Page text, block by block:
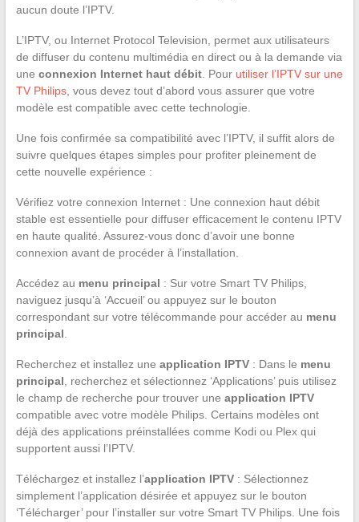
aucun doute l’IPTV.
L’IPTV, ou Internet Protocol Television, permet aux utilisateurs
de diffuser du contenu multimédia en direct ou à la demande via
une connexion Internet haut débit. Pour utiliser l’IPTV sur une
TV Philips, vous devez tout d’abord vous assurer que votre
modèle est compatible avec cette technologie.
Une fois confirmée sa compatibilité avec l’IPTV, il suffit alors de
suivre quelques étapes simples pour profiter pleinement de
cette nouvelle expérience :
Vérifiez votre connexion Internet : Une connexion haut débit
stable est essentielle pour diffuser efficacement le contenu IPTV
en haute qualité. Assurez-vous donc d’avoir une bonne
connexion avant de procéder à l’installation.
Accédez au menu principal : Sur votre Smart TV Philips,
naviguez jusqu’à ‘Accueil’ ou appuyez sur le bouton
correspondant sur votre télécommande pour accéder au menu
principal.
Recherchez et installez une application IPTV: Dans le menu
principal, recherchez et sélectionnez ‘Applications’ puis utilisez
le champ de recherche pour trouver une application IPTV
compatible avec votre modèle Philips. Certains modèles ont
déjà des applications préinstallées comme Kodi ou Plex qui
supportent aussi l’IPTV.
Téléchargez et installez l’application IPTV: Sélectionnez
simplement l’application désirée et appuyez sur le bouton
‘Télécharger’ pour l’installer sur votre Smart TV Philips. Une fois